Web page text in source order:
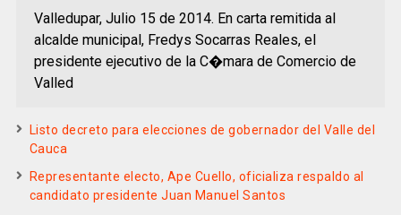
Valledupar, Julio 15 de 2014. En carta remitida al
alcalde municipal, Fredys Socarras Reales, el
presidente ejecutivo de la C�mara de Comercio de
Valled
Listo decreto para elecciones de gobernador del Valle del
Cauca
Representante electo, Ape Cuello, oficializa respaldo al
candidato presidente Juan Manuel Santos